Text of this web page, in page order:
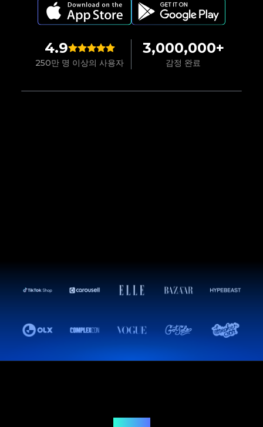
4.9
250만 명 이상의 사용자
3,000,000+
감정 완료